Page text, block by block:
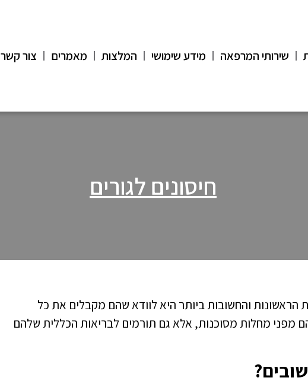
שירותי המרפאה מידע שימושי המלצות מאמרים צור קשר
חיסונים לגורים
והחשובות ביותר היא לוודא שהם מקבלים את כל
מפני מחלות מסוכנות, אלא גם תורמים לבריאות הכללית שלהם